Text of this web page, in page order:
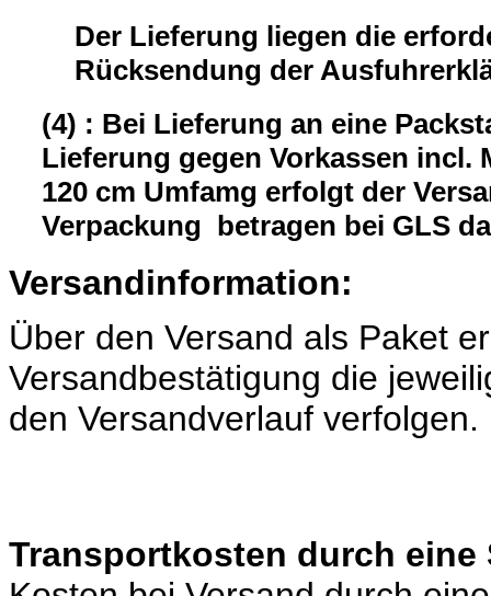
Der Lieferung liegen die
Rücksendung der
(4) : Bei Lieferung an eine
Lieferung gegen Vorkassen incl.
120 cm Umfamg erfolgt der
Verpackung betragen bei GLS
Versandinformation:
Über den Versand als Paket
Versandbestätigung die
den Versandverlauf verfolgen.
Transportkosten durch eine